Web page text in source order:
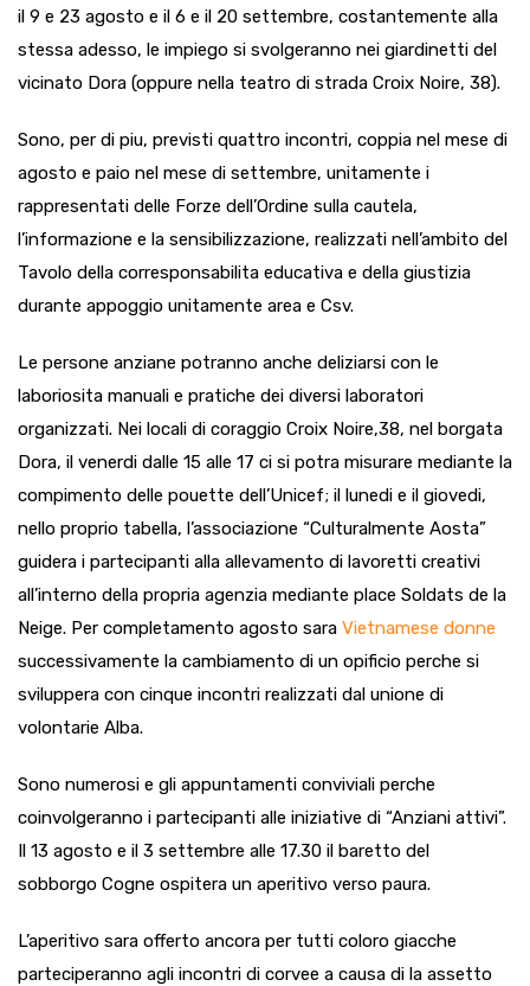
il 9 e 23 agosto e il 6 e il 20 settembre, costantemente alla
stessa adesso, le impiego si svolgeranno nei giardinetti del
vicinato Dora (oppure nella teatro di strada Croix Noire, 38).
Sono, per di piu, previsti quattro incontri, coppia nel mese di
agosto e paio nel mese di settembre, unitamente i
rappresentati delle Forze dell’Ordine sulla cautela,
l’informazione e la sensibilizzazione, realizzati nell’ambito del
Tavolo della corresponsabilita educativa e della giustizia
durante appoggio unitamente area e Csv.
Le persone anziane potranno anche deliziarsi con le
laboriosita manuali e pratiche dei diversi laboratori
organizzati. Nei locali di coraggio Croix Noire,38, nel borgata
Dora, il venerdi dalle 15 alle 17 ci si potra misurare mediante la
compimento delle pouette dell’Unicef; il lunedi e il giovedi,
nello proprio tabella, l’associazione “Culturalmente Aosta”
guidera i partecipanti alla allevamento di lavoretti creativi
all’interno della propria agenzia mediante place Soldats de la
Neige. Per completamento agosto sara Vietnamese donne
successivamente la cambiamento di un opificio perche si
sviluppera con cinque incontri realizzati dal unione di
volontarie Alba.
Sono numerosi e gli appuntamenti conviviali perche
coinvolgeranno i partecipanti alle iniziative di “Anziani attivi”.
Il 13 agosto e il 3 settembre alle 17.30 il baretto del
sobborgo Cogne ospitera un aperitivo verso paura.
L’aperitivo sara offerto ancora per tutti coloro giacche
parteciperanno agli incontri di corvee a causa di la assetto